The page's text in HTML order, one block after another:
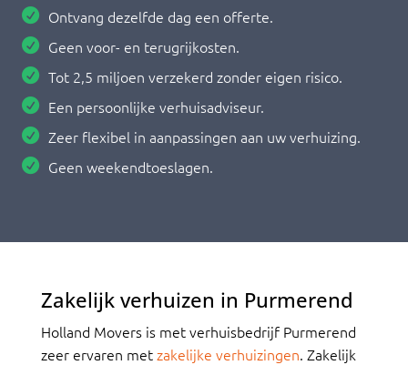
Ontvang dezelfde dag een offerte.
Geen voor- en terugrijkosten.
Tot 2,5 miljoen verzekerd zonder eigen risico.
Een persoonlijke verhuisadviseur.
Zeer flexibel in aanpassingen aan uw verhuizing.
Geen weekendtoeslagen.
Zakelijk verhuizen in Purmerend
Holland Movers is met verhuisbedrijf Purmerend
zeer ervaren metzakelijke verhuizingen. Zakelijk